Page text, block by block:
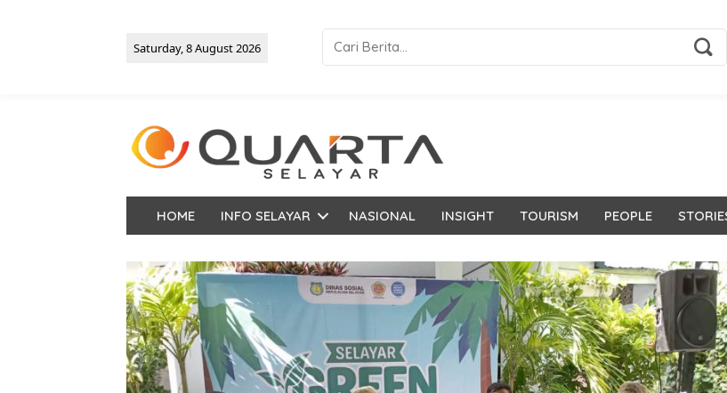
Saturday, 8 August 2026
HOME INFO SELAYAR NASIONAL INSIGHT TOURISM PEOPLE